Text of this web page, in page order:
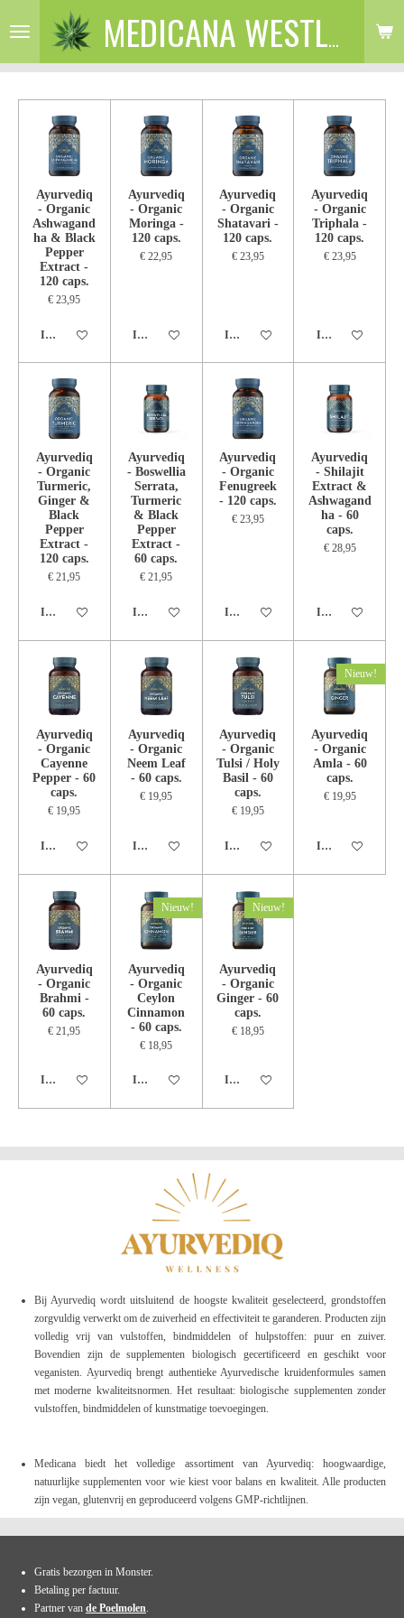
direct
de
MEDICANA WESTLAND
Ayurvediq
- Organic
Ashwagand
ha & Black
Pepper
Extract -
120 caps.
€ 23,95
In winkelwagen
Ayurvediq
- Organic
Moringa -
120 caps.
€ 22,95
In winkelwagen
Ayurvediq
- Organic
Shatavari -
120 caps.
€ 23,95
In winkelwagen
Ayurvediq
- Organic
Triphala -
120 caps.
€ 23,95
In winkelwagen
Ayurvediq
- Organic
Turmeric,
Ginger &
Black
Pepper
Extract -
120 caps.
€ 21,95
In winkelwagen
Ayurvediq
- Boswellia
Serrata,
Turmeric
& Black
Pepper
Extract -
60 caps.
€ 21,95
In winkelwagen
Ayurvediq
- Organic
Fenugreek
- 120 caps.
€ 23,95
In winkelwagen
Ayurvediq
- Shilajit
Extract &
Ashwagand
ha - 60
caps.
€ 28,95
In winkelwagen
Ayurvediq
- Organic
Cayenne
Pepper - 60
caps.
€ 19,95
In winkelwagen
Ayurvediq
- Organic
Neem Leaf
- 60 caps.
€ 19,95
In winkelwagen
Ayurvediq
- Organic
Tulsi / Holy
Basil - 60
caps.
€ 19,95
In winkelwagen
Nieuw!
Ayurvediq
- Organic
Amla - 60
caps.
€ 19,95
In winkelwagen
Ayurvediq
- Organic
Brahmi -
60 caps.
€ 21,95
In winkelwagen
Nieuw!
Ayurvediq
- Organic
Ceylon
Cinnamon
- 60 caps.
€ 18,95
In winkelwagen
Nieuw!
Ayurvediq
- Organic
Ginger - 60
caps.
€ 18,95
In winkelwagen
Bij Ayurvediq wordt uitsluitend de hoogste kwaliteit geselecteerd, grondstoffen
zorgvuldig verwerkt om de zuiverheid en effectiviteit te garanderen. Producten zijn
volledig vrij van vulstoffen, bindmiddelen of hulpstoffen: puur en zuiver.
Bovendien zijn de supplementen biologisch gecertificeerd en geschikt voor
veganisten. Ayurvediq brengt authentieke Ayurvedische kruidenformules samen
met moderne kwaliteitsnormen. Het resultaat: biologische supplementen zonder
vulstoffen, bindmiddelen of kunstmatige toevoegingen.
Medicana biedt het volledige assortiment van Ayurvediq: hoogwaardige,
natuurlijke supplementen voor wie kiest voor balans en kwaliteit. Alle producten
zijn vegan, glutenvrij en geproduceerd volgens GMP-richtlijnen.
Gratis bezorgen in Monster.
Betaling per factuur.
Partner van de Poelmolen.